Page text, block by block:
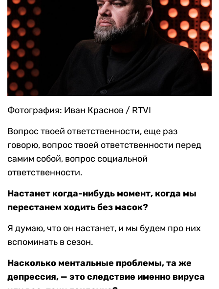
Фотография: Иван Краснов / RTVI
Вопрос твоей ответственности, еще раз
говорю, вопрос твоей ответственности перед
самим собой, вопрос социальной
ответственности.
Настанет когда-нибудь момент, когда мы
перестанем ходить без масок?
Я думаю, что он настанет, и мы будем про них
вспоминать в сезон.
Насколько ментальные проблемы, та же
депрессия, — это следствие именно вируса